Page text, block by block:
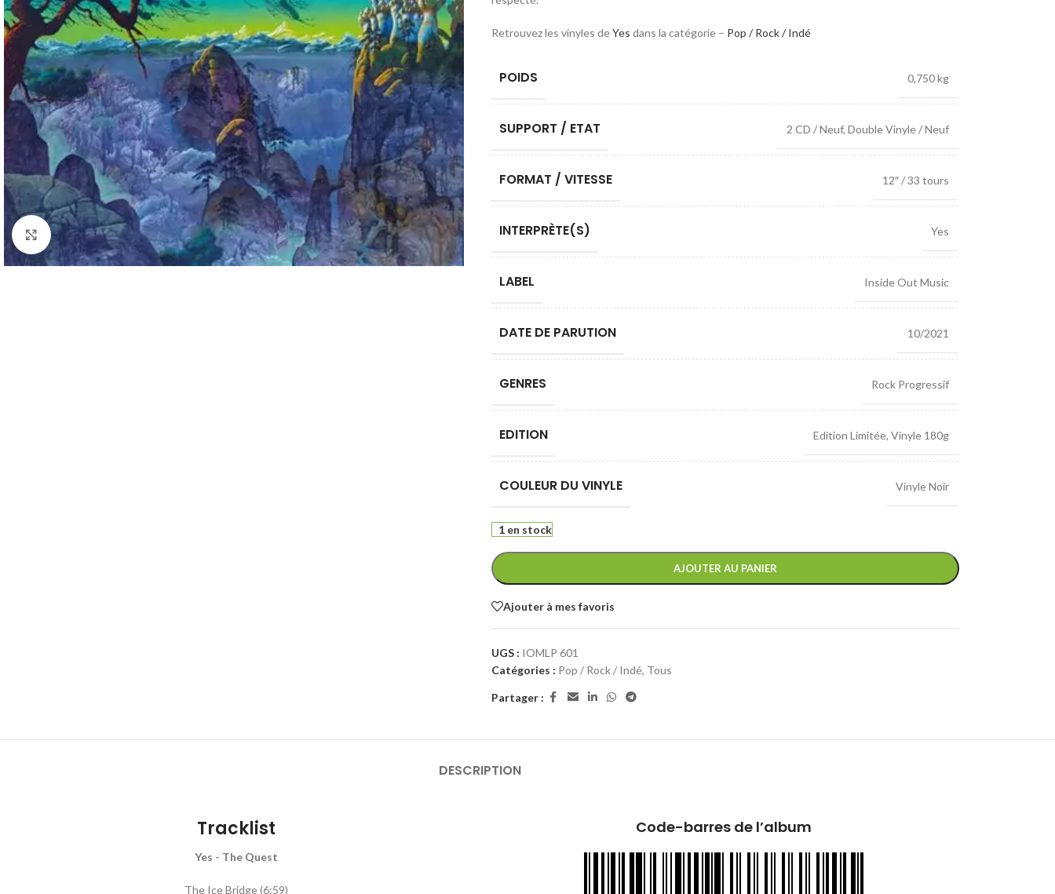
Cliquez pour agrandir
Retrouvez les vinyles deYes dans la catégorie – Pop / Rock / Indé
POIDS 0,750 kg
SUPPORT / ETAT 2 CD / Neuf, Double Vinyle / Neuf
FORMAT / VITESSE 12″ / 33 tours
INTERPRÈTE(S) Yes
LABEL Inside Out Music
DATE DE PARUTION 10/2021
GENRES Rock Progressif
EDITION Edition Limitée, Vinyle 180g
COULEUR DU VINYLE Vinyle Noir
1 en stock
AJOUTER AU PANIER
Ajouter à mes favoris
UGS : IOMLP 601
Catégories : Pop / Rock / Indé, Tous
Partager :
DESCRIPTION
Tracklist
Yes - The Quest
The Ice Bridge (6:59)
Code-barres de l’album